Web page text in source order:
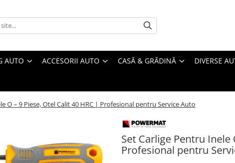
AUTO ACCESORII AUTO CASĂ & GRĂDINĂ DIVERSE
O – 9 Piese, Otel Calit 40 HRC | Profesional pentru Service Auto
Set Carlige Pentru Inele
Profesional pentru